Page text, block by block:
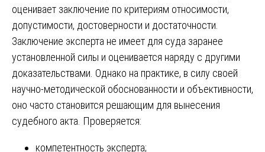
оценивает заключение по критериям относимости,
допустимости, достоверности и достаточности.
Заключение эксперта не имеет для суда заранее
установленной силы и оценивается наряду с другими
доказательствами. Однако на практике, в силу своей
научно-методической обоснованности и объективности,
оно часто становится решающим для вынесения
судебного акта. Проверяется:
компетентность эксперта;